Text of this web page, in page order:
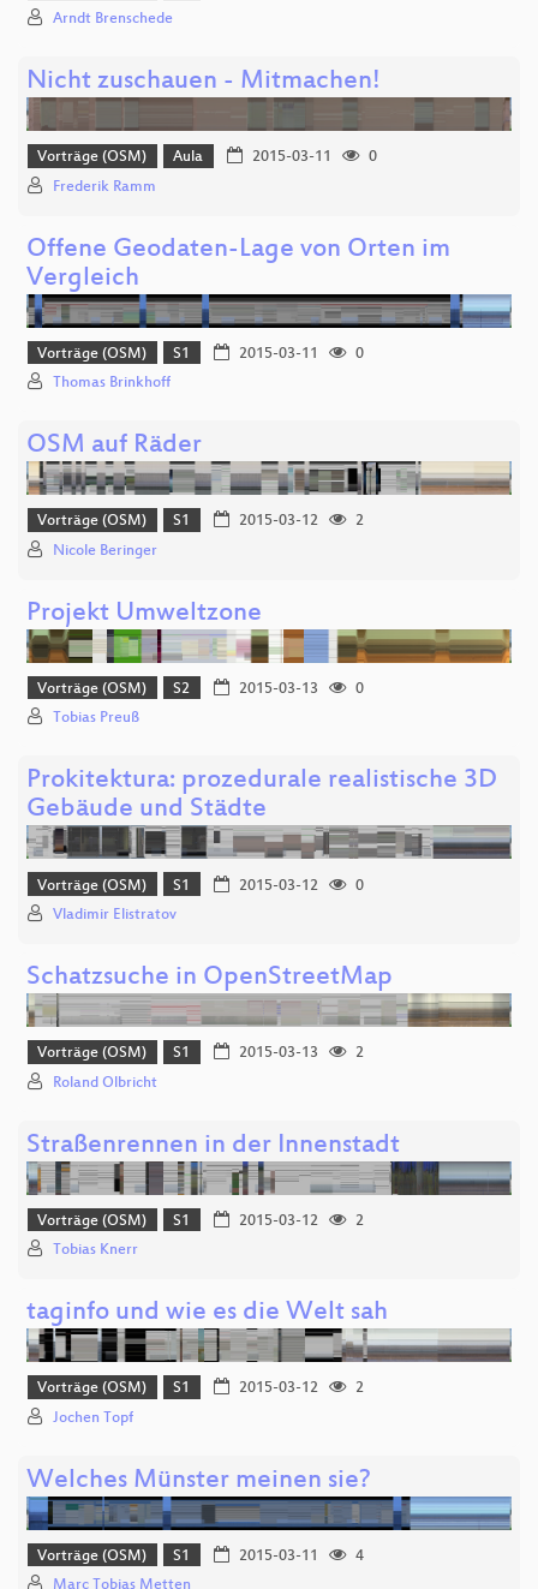
Arndt Brenschede
Nicht zuschauen - Mitmachen!
Vorträge (OSM) Aula 2015-03-11
0
Frederik Ramm
Offene Geodaten-Lage von Orten im
Vergleich
Vorträge (OSM) S1 2015-03-11
0
Thomas Brinkhoff
OSM auf Räder
Vorträge (OSM) S1 2015-03-12
2
Nicole Beringer
Projekt Umweltzone
Vorträge (OSM) S2 2015-03-13
0
Tobias Preuß
Prokitektura: prozedurale realistische 3D
Gebäude und Städte
Vorträge (OSM) S1 2015-03-12
0
Vladimir Elistratov
Schatzsuche in OpenStreetMap
Vorträge (OSM) S1 2015-03-13
2
Roland Olbricht
Straßenrennen in der Innenstadt
Vorträge (OSM) S1 2015-03-12
2
Tobias Knerr
taginfo und wie es die Welt sah
Vorträge (OSM) S1 2015-03-12
2
Jochen Topf
Welches Münster meinen sie?
Vorträge (OSM) S1 2015-03-11
4